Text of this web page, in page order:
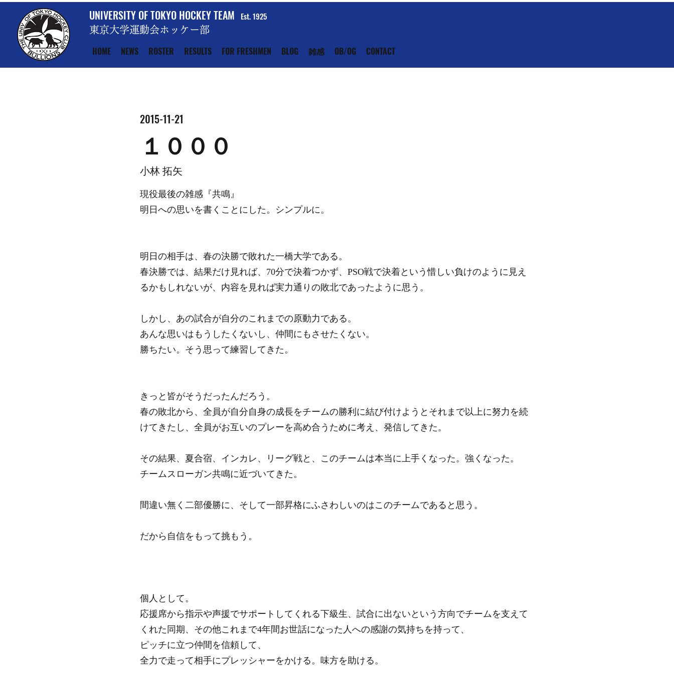
UNIVERSITY OF TOKYO HOCKEY TEAM
東京大学運動会ホッケー部
Est. 1925
HOME NEWS ROSTER RESULTS FOR FRESHMEN BLOG 雑感 OB/OG CONTACT
2015-11-21
１０００
小林 拓矢
現役最後の雑感『共鳴』
明日への思いを書くことにした。シンプルに。
明日の相手は、春の決勝で敗れた一橋大学である。
春決勝では、結果だけ見れば、70分で決着つかず、PSO戦で決着という惜しい負けのように見え
るかもしれないが、内容を見れば実力通りの敗北であったように思う。
しかし、あの試合が自分のこれまでの原動力である。
あんな思いはもうしたくないし、仲間にもさせたくない。
勝ちたい。そう思って練習してきた。
きっと皆がそうだったんだろう。
春の敗北から、全員が自分自身の成長をチームの勝利に結び付けようとそれまで以上に努力を続
けてきたし、全員がお互いのプレーを高め合うために考え、発信してきた。
その結果、夏合宿、インカレ、リーグ戦と、このチームは本当に上手くなった。強くなった。
チームスローガン共鳴に近づいてきた。
間違い無く二部優勝に、そして一部昇格にふさわしいのはこのチームであると思う。
だから自信をもって挑もう。
個人として。
応援席から指示や声援でサポートしてくれる下級生、試合に出ないという方向でチームを支えて
くれた同期、その他これまで4年間お世話になった人への感謝の気持ちを持って、
ピッチに立つ仲間を信頼して、
全力で走って相手にプレッシャーをかける。味方を助ける。